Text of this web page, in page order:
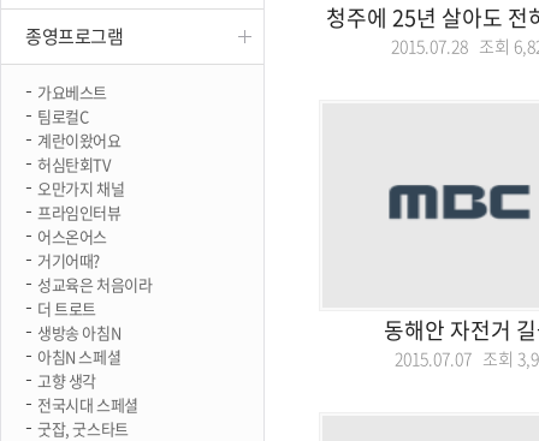
종영프로그램
가요베스트
팀로컬C
계란이왔어요
허심탄회TV
오만가지 채널
프라임인터뷰
어스온어스
거기어때?
성교육은 처음이라
더 트로트
생방송 아침N
아침N 스페셜
고향 생각
전국시대 스페셜
굿잡, 굿스타트
청주에 25년 살아도 전
2015.07.28 조회
동해안 자전거
2015.07.07 조회